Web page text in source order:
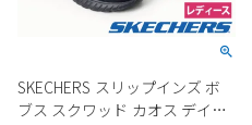
SKECHERS スリップインズ ボ
ブス スクワッド カオス デイリ